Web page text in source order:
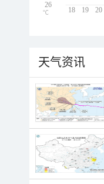
18 19 20
26
℃
天气资讯